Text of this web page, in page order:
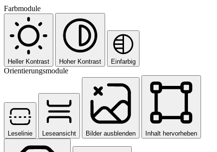
Farbmodule
Heller Kontrast Hoher Kontrast Einfarbig
Orientierungsmodule
Leselinie Leseansicht Bilder ausblenden Inhalt hervorheben